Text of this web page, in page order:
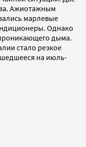
Ажиотажным
марлевые
Однако
дыма.
стало резкое
на июль-